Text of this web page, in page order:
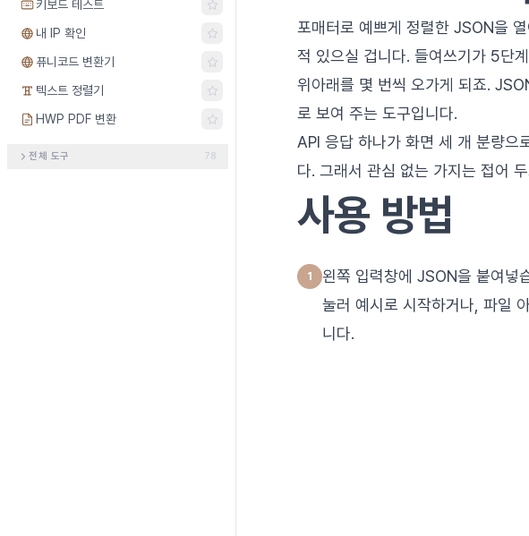
키보드 테스트
내 IP 확인
퓨니코드 변환기
텍스트 정렬기
HWP PDF 변환
전체 도구 78
포매터로 예쁘게 정렬한 JSON을
적 있으실 겁니다. 들여쓰기가 5단
위아래를 몇 번씩 오가게 되죠.
로 보여 주는 도구입니다.
API 응답 하나가 화면 세 개 분량으
다. 그래서 관심 없는 가지는 접어
사용 방법
왼쪽 입력창에 JSON을 붙여넣
눌러 예시로 시작하거나, 파일
니다.